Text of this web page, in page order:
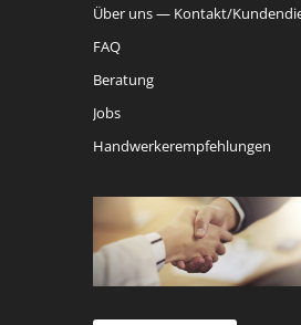
Über uns — Kontakt/
FAQ
Beratung
Jobs
Handwerkerempfehlungen